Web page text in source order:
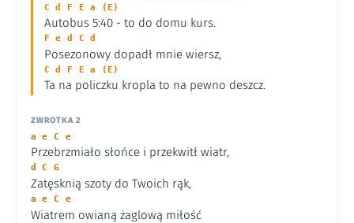
C d F E a (E)
Autobus 5:40 - to do domu kurs.
F e d C d
Posezonowy dopadł mnie wiersz,
C d F E a (E)
Ta na policzku kropla to na pewno deszcz.
ZWROTKA 2
a e C e
Przebrzmiało słońce i przekwitł wiatr,
d C G
Zatęsknią szoty do Twoich rąk,
a e C e
Wiatrem owianą żaglową miłość